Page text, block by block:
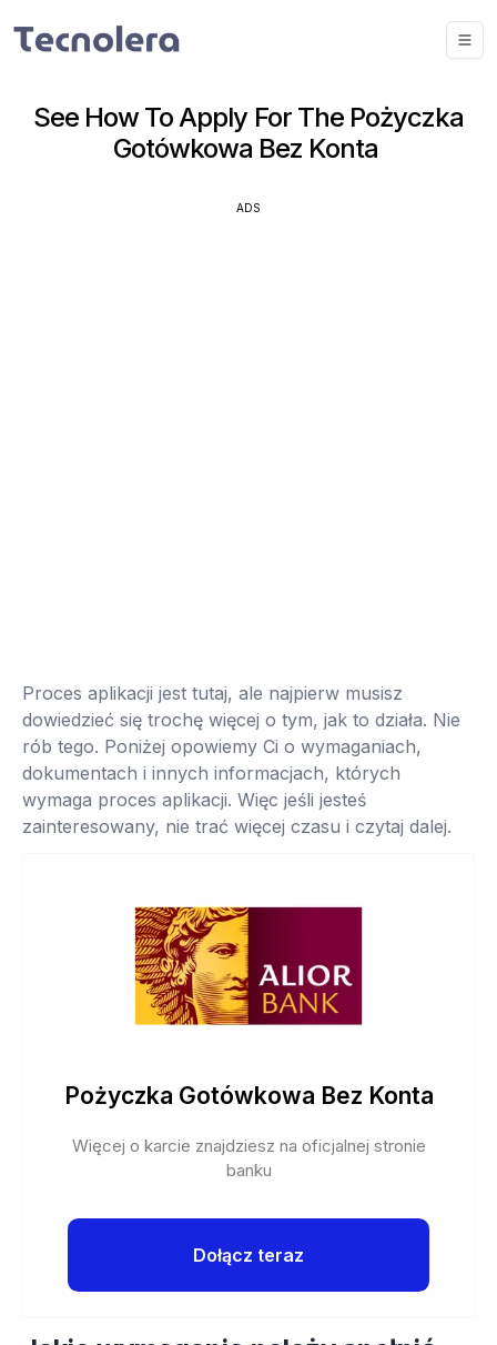
See How To Apply For The Pożyczka
Gotówkowa Bez Konta
ADS
Proces aplikacji jest tutaj, ale najpierw musisz
dowiedzieć się trochę więcej o tym, jak to działa. Nie
rób tego. Poniżej opowiemy Ci o wymaganiach,
dokumentach i innych informacjach, których
wymaga proces aplikacji. Więc jeśli jesteś
zainteresowany, nie trać więcej czasu i czytaj dalej.
Pożyczka Gotówkowa Bez Konta
Więcej o karcie znajdziesz na oficjalnej stronie
banku
Dołącz teraz